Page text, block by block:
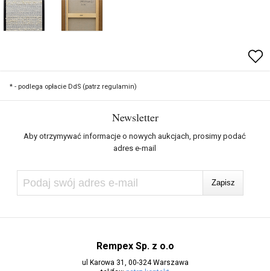
* - podlega opłacie DdS (patrz regulamin)
Newsletter
Aby otrzymywać informacje o nowych aukcjach, prosimy podać
adres e-mail
Rempex Sp. z o.o
ul Karowa 31, 00-324 Warszawa